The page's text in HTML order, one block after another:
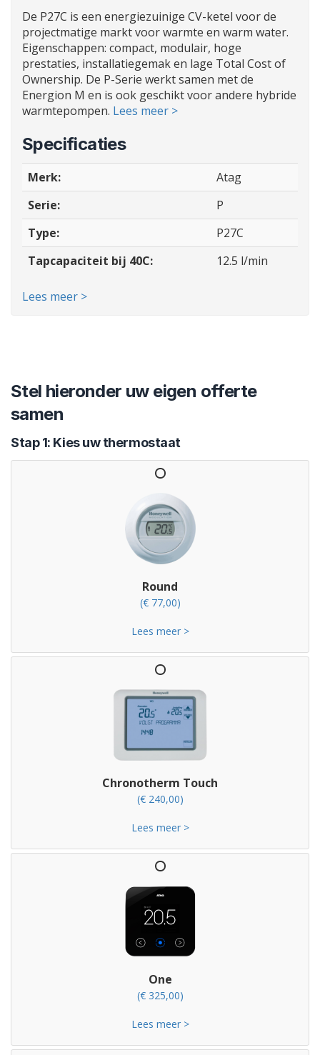
De P27C is een energiezuinige CV-ketel voor de
projectmatige markt voor warmte en warm water.
Eigenschappen: compact, modulair, hoge
prestaties, installatiegemak en lage Total Cost of
Ownership. De P-Serie werkt samen met de
Energion M en is ook geschikt voor andere hybride
warmtepompen. Lees meer >
Specificaties
Merk:
Atag
Serie:
P
Type:
P27C
Tapcapaciteit bij 40C:
12.5 l/min
Lees meer >
Stel hieronder uw eigen offerte
samen
Stap 1: Kies uw thermostaat
Round
(€ 77,00)
Lees meer >
Chronotherm Touch
(€ 240,00)
Lees meer >
One
(€ 325,00)
Lees meer >